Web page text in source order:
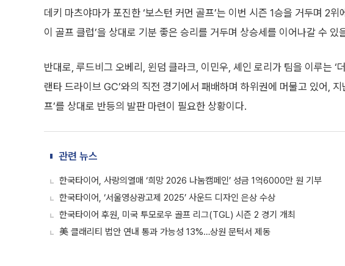
데키 마츠야마가 포진한 ‘보스턴 커먼 골프’는 이번 시즌 1승을 거두며 2위
이 골프 클럽’을 상대로 기분 좋은 승리를 거두며 상승세를 이어나갈 수 있
반대로, 루드비그 오베리, 윈덤 클라크, 이민우, 셰인 로리가 팀을 이루는 ‘
랜타 드라이브 GC’와의 직전 경기에서 패배하며 하위권에 머물고 있어,
프’를 상대로 반등의 발판 마련이 필요한 상황이다.
관련 뉴스
한국타이어, 사랑의열매 ‘희망 2026 나눔캠페인’ 성금 1억6000만 원 기부
한국타이어, ‘서울영상광고제 2025’ 사운드 디자인 은상 수상
한국타이어 후원, 미국 투모로우 골프 리그(TGL) 시즌 2 경기 개최
美 클래리티 법안 연내 통과 가능성 13%…상원 문턱서 제동